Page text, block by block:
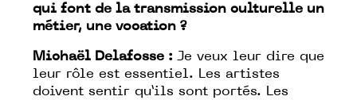
qui font de la transmission culturelle un
métier, une vocation ?
Michaël Delafosse : Je veux leur dire que
leur rôle est essentiel. Les artistes
doivent sentir qu’ils sont portés. Les